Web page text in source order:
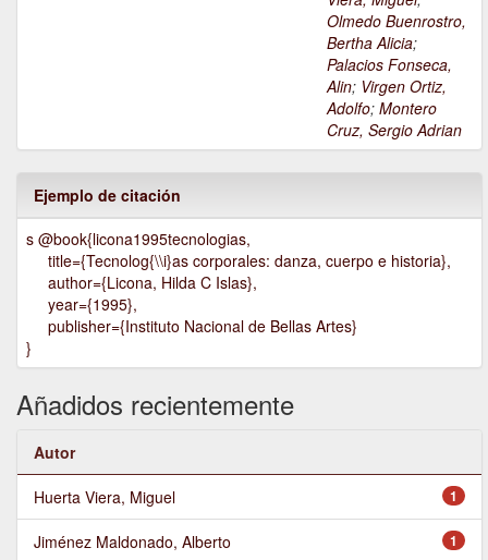
Olmedo Buenrostro,
Bertha Alicia;
Palacios Fonseca,
Alin; Virgen Ortiz,
Adolfo; Montero
Cruz, Sergio Adrian
Ejemplo de citación
s @book{licona1995tecnologias,
title={Tecnolog{\\i}as corporales: danza, cuerpo e historia},
author={Licona, Hilda C Islas},
year={1995},
publisher={Instituto Nacional de Bellas Artes}
}
Añadidos recientemente
Autor
1
Huerta Viera, Miguel
1
Jiménez Maldonado, Alberto